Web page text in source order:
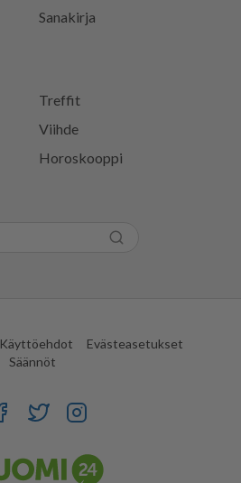
Treffit
Viihde
Horoskooppi
Sanakirja
Käyttöehdot
Evästeasetukset
Säännöt